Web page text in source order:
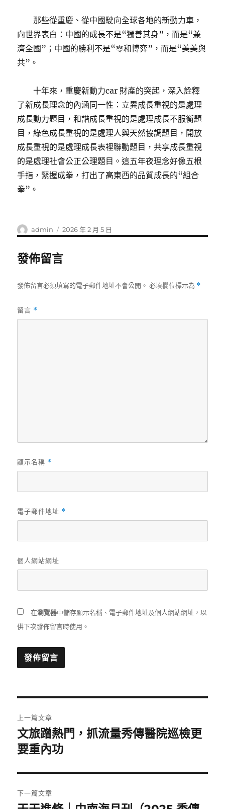
那些從重慶、從中國駛向全球各地的新動力車，
向世界表白：中國的成長不是“獨善其身”，而是“兼
濟全國”；中國的勝利不是“零和博弈”，而是“美美與
共”。
十年來，重慶新動力car 財產的突起，深入詮釋
了新成長理念的內涵同一性：立異成長重視的是處理
成長動力題目，和諧成長重視的是處理成長不服衡題
目，綠色成長重視的是處理人與天然協調題目，開放
成長重視的是處理成長表裡聯動題目，共享成長重視
的是處理社會公正公理題目。這五年夜理念好像五根
手指，緊握成拳，打出了高東西的品質成長的“組合
拳”。
作
者
admin
發
佈
2026 年 2 月 5 日
發佈留言
發佈留言必須填寫的電子郵件地址不會公開。 必填欄位標示為 *
留言 *
顯示名稱 *
電子郵件地址 *
個人網站網址
在瀏覽器中儲存顯示名稱、電子郵件地址及個人網站網址，以
供下次發佈留言時使用。
章
導
覽
上一篇文章
上
一
文
章:
文旅蹭熱門，抓流量秀傳醫院巡檢更
要重內功
下一篇文章